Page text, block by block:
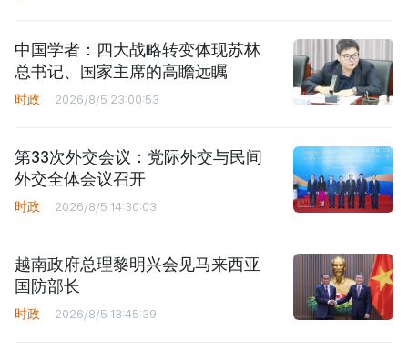
中国学者：四大战略转变体现苏林
总书记、国家主席的高瞻远瞩
时政 2026/8/5 23:00:53
第33次外交会议：党际外交与民间
外交全体会议召开
时政 2026/8/5 14:30:03
越南政府总理黎明兴会见马来西亚
国防部长
时政 2026/8/5 13:45:39